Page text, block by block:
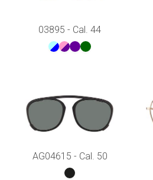
03895 - Cal. 44
AG04615 - Cal. 50